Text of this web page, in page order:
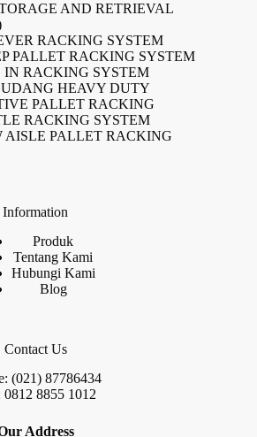
AND RETRIEVAL
RACKING SYSTEM
PALLET RACKING SYSTEM
IN RACKING SYSTEM
HEAVY DUTY
PALLET RACKING
RACKING SYSTEM
AISLE PALLET RACKING
Information
Produk
Tentang Kami
Hubungi Kami
Blog
Contact Us
(021) 87786434
0812 8855 1012
Address